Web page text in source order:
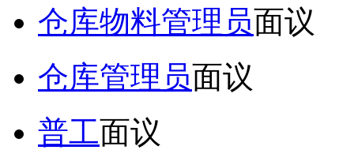
仓库物料管理员面议
仓库管理员面议
普工面议